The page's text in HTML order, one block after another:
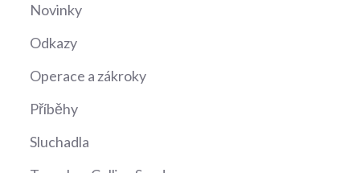
Novinky
Odkazy
Operace a zákroky
Příběhy
Sluchadla